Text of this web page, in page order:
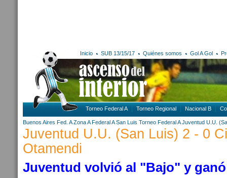
Inicio SUB 13/15/17 Quiénes somos Gol A Gol
Torneo Federal A Torneo Regional Nacional B
Buenos Aires Fed. A Zona A Federal A San Luis Torneo Federal A Juventud U.U.
Juventud U.U. (San Luis) 2 - 0
Otamendi
Juventud volvió al "Bajo" y